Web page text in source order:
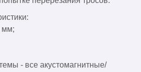
мм;
- все акустомагнитные/